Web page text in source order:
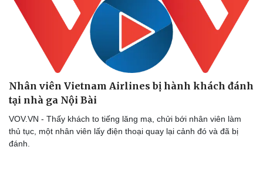
Nhân viên Vietnam Airlines bị hành khách đánh
tại nhà ga Nội Bài
VOV.VN - Thấy khách to tiếng lăng mạ, chửi bới nhân viên làm
thủ tục, một nhân viên lấy điện thoại quay lại cảnh đó và đã bị
đánh.